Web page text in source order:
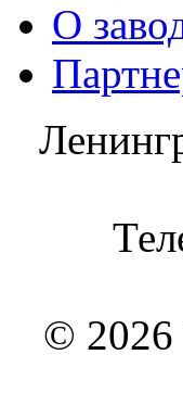
О
© 2026